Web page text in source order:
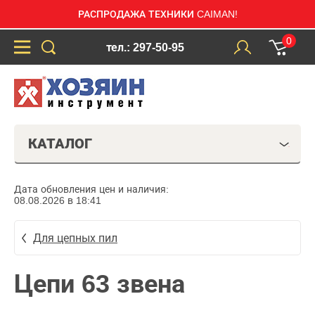
РАСПРОДАЖА ТЕХНИКИ CAIMAN!
тел.: 297-50-95
0
КАТАЛОГ
Дата обновления цен и наличия:
08.08.2026 в 18:41
Для цепных пил
Цепи 63 звена